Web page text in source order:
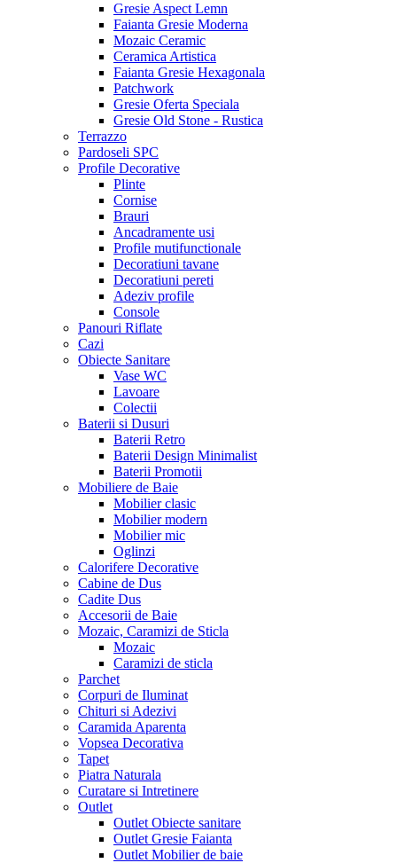
Gresie Aspect Lemn
Faianta Gresie Moderna
Mozaic Ceramic
Ceramica Artistica
Faianta Gresie Hexagonala
Patchwork
Gresie Oferta Speciala
Gresie Old Stone - Rustica
Terrazzo
Pardoseli SPC
Profile Decorative
Plinte
Cornise
Brauri
Ancadramente usi
Profile mutifunctionale
Decoratiuni tavane
Decoratiuni pereti
Adeziv profile
Console
Panouri Riflate
Cazi
Obiecte Sanitare
Vase WC
Lavoare
Colectii
Baterii si Dusuri
Baterii Retro
Baterii Design Minimalist
Baterii Promotii
Mobiliere de Baie
Mobilier clasic
Mobilier modern
Mobilier mic
Oglinzi
Calorifere Decorative
Cabine de Dus
Cadite Dus
Accesorii de Baie
Mozaic, Caramizi de Sticla
Mozaic
Caramizi de sticla
Parchet
Corpuri de Iluminat
Chituri si Adezivi
Caramida Aparenta
Vopsea Decorativa
Tapet
Piatra Naturala
Curatare si Intretinere
Outlet
Outlet Obiecte sanitare
Outlet Gresie Faianta
Outlet Mobilier de baie